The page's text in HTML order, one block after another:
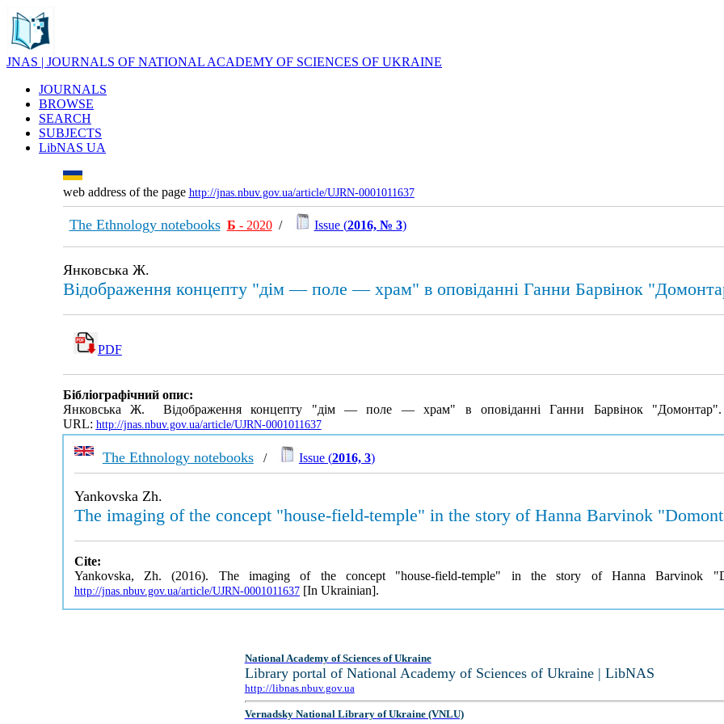
JNAS | JOURNALS OF NATIONAL ACADEMY OF SCIENCES OF UKRAINE
JOURNALS
BROWSE
SEARCH
SUBJECTS
LibNAS UA
web address of the page http://jnas.nbuv.gov.ua/article/UJRN-0001011637
The Ethnology notebooks Б - 2020/ Issue (2016, № 3)
Янковська Ж.
Відображення концепту "дім — поле — храм" в оповіданні Ганни Барвінок
PDF
Бібліографічний опис:
Янковська Ж. Відображення концепту "дім — поле — храм" в оповіданні Ганни Барвінок
URL: http://jnas.nbuv.gov.ua/article/UJRN-0001011637
The Ethnology notebooks/ Issue (2016, 3)
Yankovska Zh.
The imaging of the concept "house-field-temple" in the story of Hanna Barvinok
Cite:
Yankovska, Zh. (2016). The imaging of the concept "house-field-temple" in the story of Hanna Barvinok
http://jnas.nbuv.gov.ua/article/UJRN-0001011637[In Ukrainian].
National Academy of Sciences of Ukraine
Library portal of National Academy of Sciences of Ukraine | LibNAS
http://libnas.nbuv.gov.ua
Vernadsky National Library of Ukraine (VNLU)